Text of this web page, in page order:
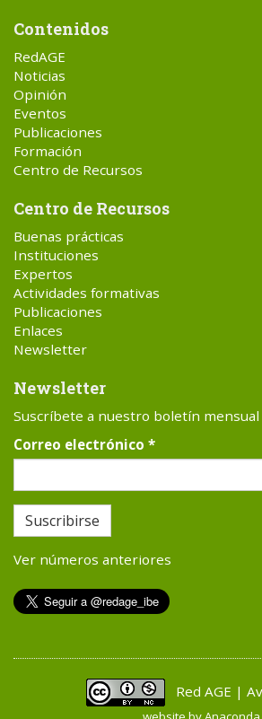
Contenidos
RedAGE
Noticias
Opinión
Eventos
Publicaciones
Formación
Centro de Recursos
Centro de Recursos
Buenas prácticas
Instituciones
Expertos
Actividades formativas
Publicaciones
Enlaces
Newsletter
Newsletter
Suscríbete a nuestro boletín
Correo electrónico *
Suscribirse
Ver números anteriores
Red AGE |